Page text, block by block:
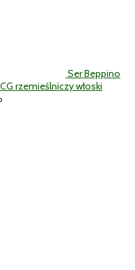
Ser Beppino
rzemieślniczy włoski